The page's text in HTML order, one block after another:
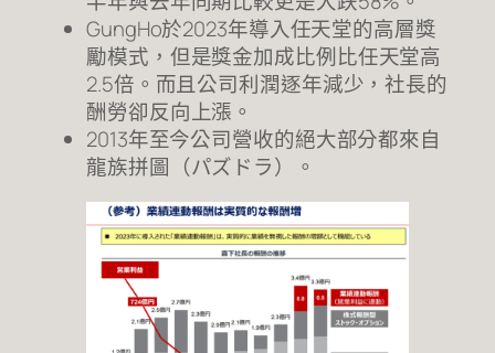
GungHo於2023年導入任天堂的高層獎
勵模式，但是獎金加成比例比任天堂高
2.5倍。而且公司利潤逐年減少，社長的
酬勞卻反向上漲。
2013年至今公司營收的絕大部分都來自
龍族拼圖（パズドラ）。